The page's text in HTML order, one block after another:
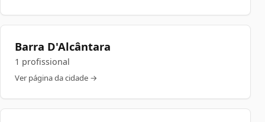
Barra D'Alcântara
1 profissional
Ver página da cidade →